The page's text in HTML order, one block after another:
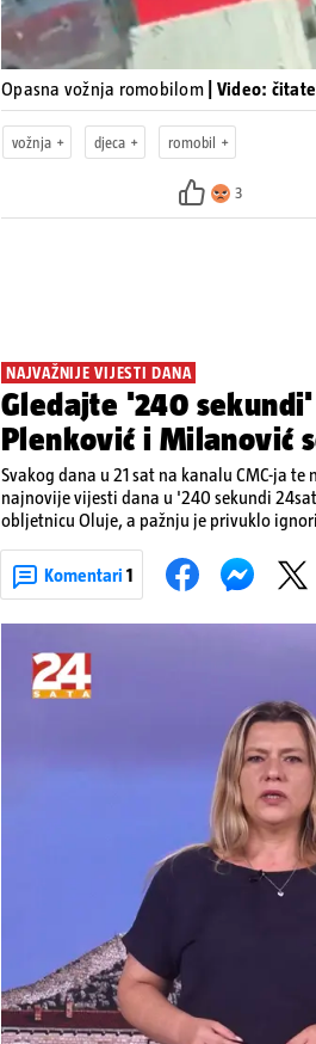
Opasna vožnja romobilom | Video:
vožnja djeca romobil
3
NAJVAŽNIJE VIJESTI DANA
Gledajte '240
Plenković i Milanović
Svakog dana u 21 sat na kanalu CMC-ja
najnovije vijesti dana u '240 sekundi
obljetnicu Oluje, a pažnju je privuklo
upozorenjima nakon nove tragedije na
Krško.
Komentari 1